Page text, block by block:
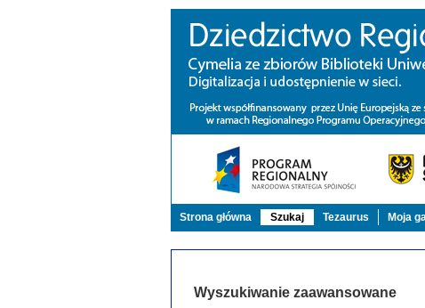
Strona główna Szukaj Tezaurus Moja
Wyszukiwanie zaawansowane